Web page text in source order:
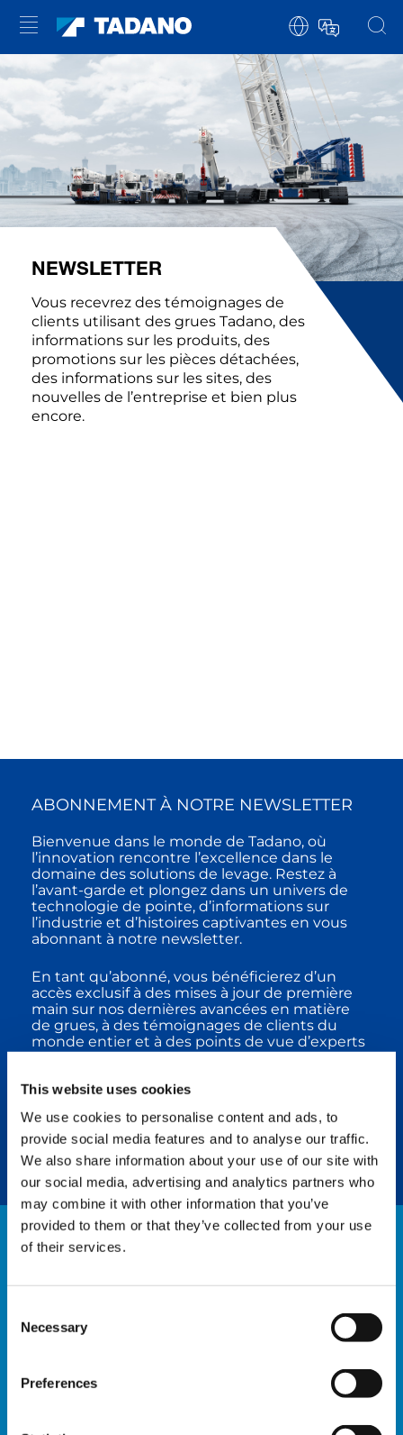
This website uses cookies
We use cookies to personalise content and ads, to
provide social media features and to analyse our traffic.
We also share information about your use of our site with
our social media, advertising and analytics partners who
may combine it with other information that you’ve
provided to them or that they’ve collected from your use
of their services.
Selection
Necessary
Preferences
NEWSLETTER
Vous recevrez des témoignages de
clients utilisant des grues Tadano, des
informations sur les produits, des
promotions sur les pièces détachées,
des informations sur les sites, des
nouvelles de l’entreprise et bien plus
encore.
ABONNEMENT À NOTRE NEWSLETTER
Bienvenue dans le monde de Tadano, où
l’innovation rencontre l’excellence dans le
domaine des solutions de levage. Restez à
l’avant-garde et plongez dans un univers de
technologie de pointe, d’informations sur
l’industrie et d’histoires captivantes en vous
abonnant à notre newsletter.
En tant qu’abonné, vous bénéficierez d’un
accès exclusif à des mises à jour de première
main sur nos dernières avancées en matière
de grues, à des témoignages de clients du
monde entier et à des points de vue d’experts
de l’industrie et laissez-vous inspirer par les
Abonnez-vous maintenant et participez à la
conception de l’avenir du levage avec Tadano.
ACTUALITÉS